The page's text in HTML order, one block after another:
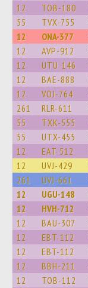
12 TOB-180
55 TVX-755
12 ONA-377
12 AVP-912
12 UTU-146
12 BAE-888
12 VOJ-764
261 RLR-611
55 TXK-555
55 UTX-455
12 EAT-512
12 UVJ-429
261 UVJ-661
12 UGU-148
12 HVH-712
12 BAU-307
12 EBT-112
12 EBT-112
12 BBH-211
12 TOB-112